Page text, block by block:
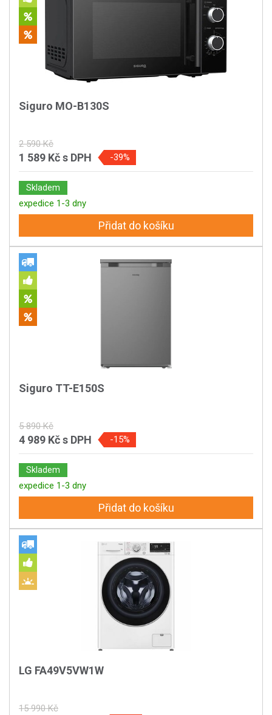
Siguro MO-B130S
2 590 Kč
1 589 Kčs DPH -39%
Skladem
expedice 1-3 dny
Přidat do košíku
Siguro TT-E150S
5 890 Kč
4 989 Kčs DPH -15%
Skladem
expedice 1-3 dny
Přidat do košíku
LG FA49V5VW1W
15 990 Kč